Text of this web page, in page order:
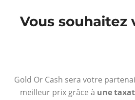
Vous souhaitez
Gold Or Cash sera votre
meilleur prix grâce à une